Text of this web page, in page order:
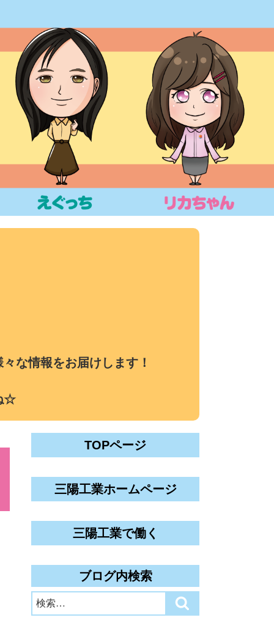
な情報をお届けします！
☆
TOPページ
三陽工業ホームページ
三陽工業で働く
ブログ内検索
検
索:
索